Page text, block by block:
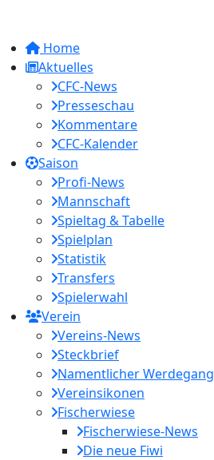
Home
Aktuelles
CFC-News
Presseschau
Kommentare
CFC-Kalender
Saison
Profi-News
Mannschaft
Spieltag & Tabelle
Spielplan
Statistik
Transfers
Spielerwahl
Verein
Vereins-News
Steckbrief
Namentlicher Werdegang
Vereinsikonen
Fischerwiese
Fischerwiese-News
Die neue Fiwi